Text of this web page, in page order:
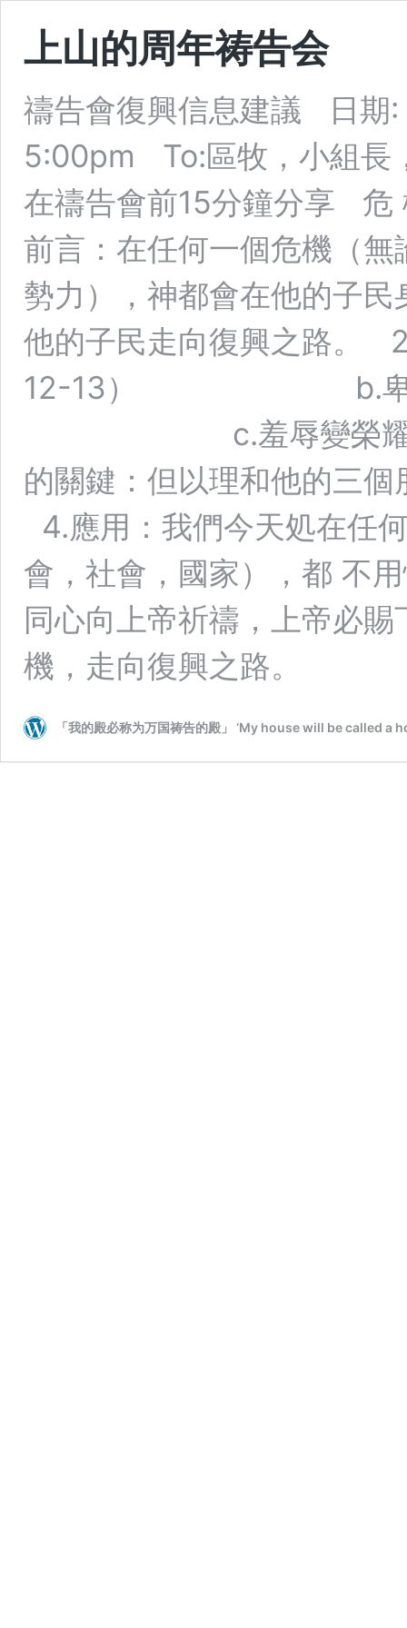
上山的周年祷告会
禱告會復興信息建議 日
5:00pm To:區牧，小組長
在禱告會前15分鐘分享
前言：在任何一個危機（
勢力），神都會在他的子
他的子民走向復興之路。
12-13） b.卑微變
c.羞辱變榮耀（1
的關鍵：但以理和他的三
4.應用：我們今天処在任
會，社會，國家），都 不
同心向上帝祈禱，上帝必
機，走向復興之路。
「我的殿必称为万国祷告的殿」 ‘My house will be called